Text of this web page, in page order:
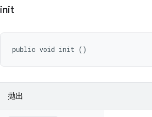
init
public void init ()
抛出